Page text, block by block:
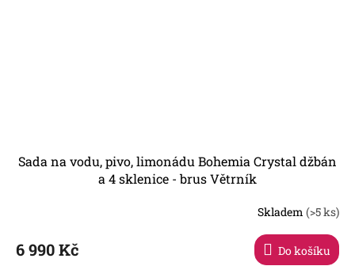
Sada na vodu, pivo, limonádu Bohemia Crystal džbán
a 4 sklenice - brus Větrník
Skladem (>5 ks)
6 990 Kč Do košíku